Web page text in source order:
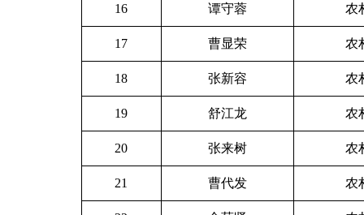
16 谭守蓉 农
17 曹显荣 农
18 张新容 农
19 舒江龙 农
20 张来树 农
21 曹代发 农